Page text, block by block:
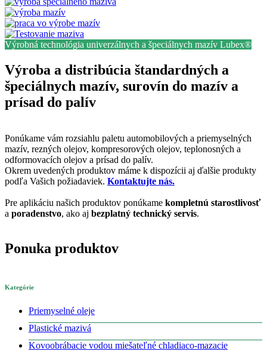
Výrobná technológia univerzálnych a špeciálnych mazív Lubex®
Výroba a distribúcia štandardných a
špeciálnych mazív, surovín do mazív a
prísad do palív
Ponúkame vám rozsiahlu paletu automobilových a priemyselných
mazív, rezných olejov, kompresorových olejov, teplonosných a
odformovacích olejov a prísad do palív.
Okrem uvedených produktov máme k dispozícii aj ďalšie produkty
podľa Vašich požiadaviek. Kontaktujte nás.
Pre aplikáciu našich produktov ponúkame kompletnú starostlivosť
a poradenstvo, ako aj bezplatný technický servis.
Ponuka produktov
Kategórie
Priemyselné oleje
Plastické mazivá
Kovoobrábacie vodou miešateľné chladiaco-mazacie